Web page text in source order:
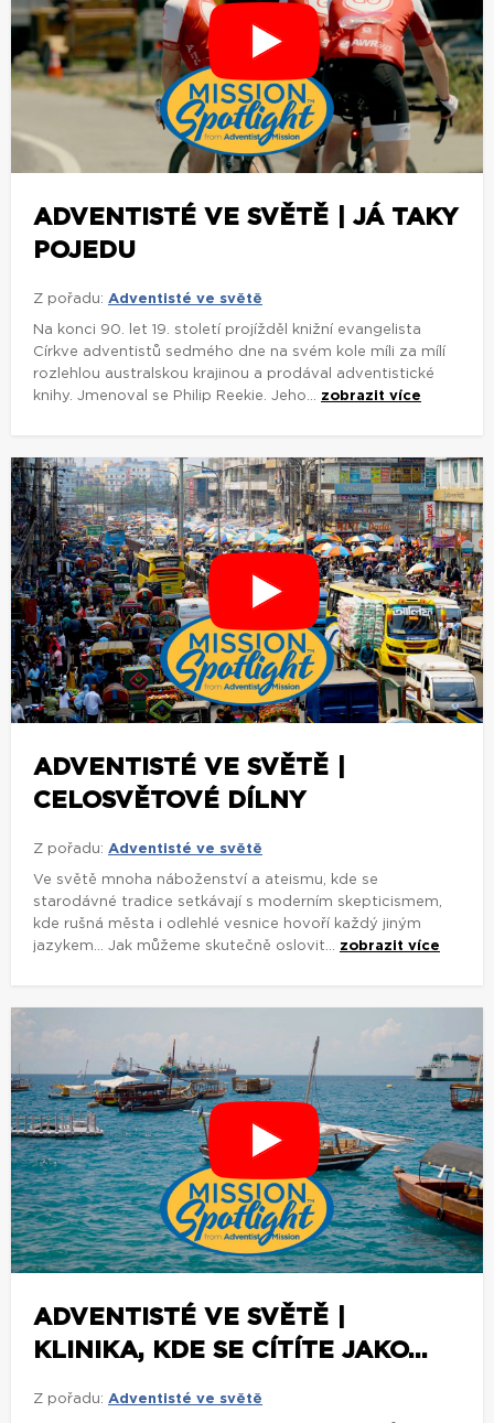
ADVENTISTÉ VE SVĚTĚ | JÁ TAKY
POJEDU
Z pořadu: Adventisté ve světě
Na konci 90. let 19. století projížděl knižní evangelista
Církve adventistů sedmého dne na svém kole míli za mílí
rozlehlou australskou krajinou a prodával adventistické
knihy. Jmenoval se Philip Reekie. Jeho... zobrazit více
ADVENTISTÉ VE SVĚTĚ |
CELOSVĚTOVÉ DÍLNY
Z pořadu: Adventisté ve světě
Ve světě mnoha náboženství a ateismu, kde se
starodávné tradice setkávají s moderním skepticismem,
kde rušná města i odlehlé vesnice hovoří každý jiným
jazykem... Jak můžeme skutečně oslovit... zobrazit více
ADVENTISTÉ VE SVĚTĚ |
KLINIKA, KDE SE CÍTÍTE JAKO...
Z pořadu: Adventisté ve světě